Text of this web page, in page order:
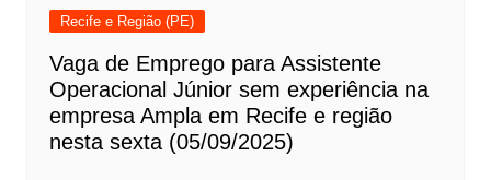
Recife e Região (PE)
Vaga de Emprego para Assistente
Operacional Júnior sem experiência na
empresa Ampla em Recife e região
nesta sexta (05/09/2025)